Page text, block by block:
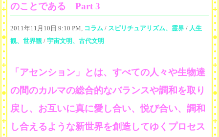
のことである Part 3
2011年11月10日 9:10 PM, コラム / スピリチュアリズム、霊界 / 人生
観、世界観 / 宇宙文明、古代文明
「アセンション」とは、すべての人々や生物達
の間のカルマの総合的なバランスや調和を取り
戻し、お互いに真に愛し合い、悦び合い、調和
し合えるような新世界を創造してゆくプロセス